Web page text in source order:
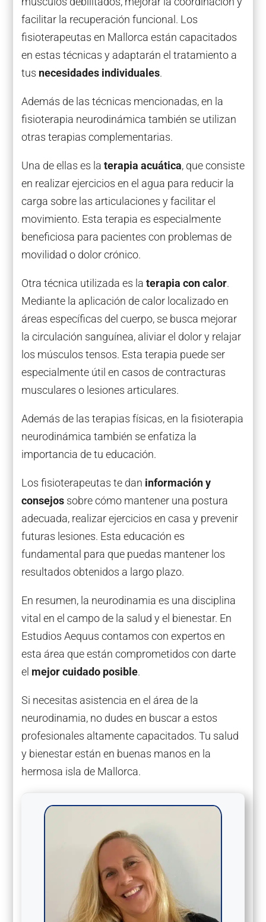
facilitar la recuperación funcional. Los
fisioterapeutas en Mallorca están capacitados
en estas técnicas y adaptarán el tratamiento a
tus necesidades individuales.
Además de las técnicas mencionadas, en la
fisioterapia neurodinámica también se utilizan
otras terapias complementarias.
Una de ellas es la terapia acuática, que consiste
en realizar ejercicios en el agua para reducir la
carga sobre las articulaciones y facilitar el
movimiento. Esta terapia es especialmente
beneficiosa para pacientes con problemas de
movilidad o dolor crónico.
Otra técnica utilizada es la terapia con calor.
Mediante la aplicación de calor localizado en
áreas específicas del cuerpo, se busca mejorar
la circulación sanguínea, aliviar el dolor y relajar
los músculos tensos. Esta terapia puede ser
especialmente útil en casos de contracturas
musculares o lesiones articulares.
Además de las terapias físicas, en la fisioterapia
neurodinámica también se enfatiza la
importancia de tu educación.
Los fisioterapeutas te dan información y
consejos sobre cómo mantener una postura
adecuada, realizar ejercicios en casa y prevenir
futuras lesiones. Esta educación es
fundamental para que puedas mantener los
resultados obtenidos a largo plazo.
En resumen, la neurodinamia es una disciplina
vital en el campo de la salud y el bienestar. En
Estudios Aequus contamos con expertos en
esta área que están comprometidos con darte
el mejor cuidado posible.
Si necesitas asistencia en el área de la
neurodinamia, no dudes en buscar a estos
profesionales altamente capacitados. Tu salud
y bienestar están en buenas manos en la
hermosa isla de Mallorca.